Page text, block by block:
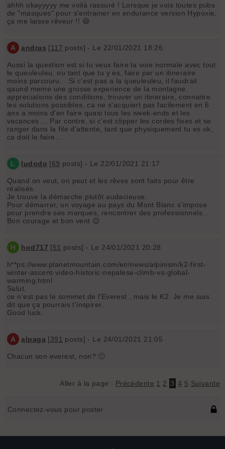
ahhh okayyyyy me voilà rassuré ! Lorsque je vois toutes pubs
de "masques" pour s'entrainer en endurance version Hypoxie,
ça me laisse rêveur !! 😄
A andras [117 posts] - Le 22/01/2021 18:26
Aussi la question est si tu veux faire la voie normale avec tout
le queuleuleu, ou tant que tu y es, faire par un itineraire
moins parcouru... Si c'est pas a la queuleuleu, il faudrait
qaund meme une grosse experience de la montagne,
appreciations des conditions, trouver un itineraire, connaitre
les solutions possibles, ca ne s'acquiert pas facilement en 6
ans a moins d'en faire quasi tous les week-ends et les
vacances ... Par contre, si c'est clipper les cordes fixes et se
ranger dans la file d'attente, tant que physiquement tu es ok,
ca doit le faire...
L ludodo [69 posts] - Le 22/01/2021 21:17
Quand on veut, on peut et les rêves sont faits pour être
réalisés.
Je trouve la démarche plutôt audacieuse.
Pour démarrer, un voyage au pays du Mont Blanc s’impose
pour prendre ses marques, rencontrer des professionnels...
Bon courage et bon vent 😉
H hod717 [51 posts] - Le 24/01/2021 20:28
h**ps://www.planetmountain.com/en/news/alpinism/k2-first-
winter-ascent-video-historic-nepalese-climb-vs-global-
warming.html
Salut,
ce n'est pas le sommet de l'Everest , mais le K2. Je me suis
dit que ça pourrais t'inspirer.
Good luck.
A alpaga [391 posts] - Le 24/01/2021 21:05
Chacun son everest, non? 🙂
Aller à la page : Précédente 1 2 3 4 5 Suivante
Connectez-vous pour poster